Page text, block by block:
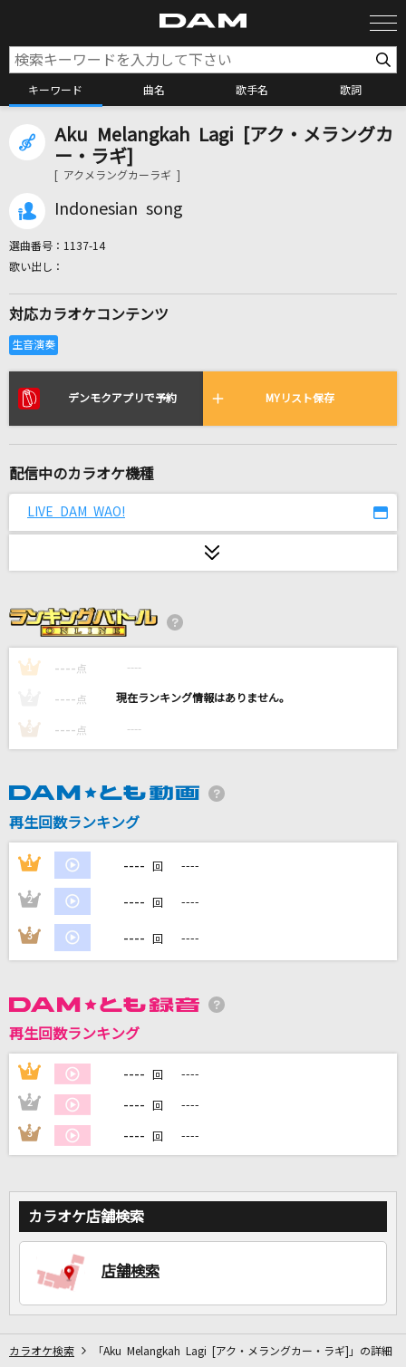
キーワード 曲名 歌手名 歌詞
カラオケ検索
リアルタイムで歌われている曲の一覧
恋詩
オドループ
フレデリック
椎名林檎
[生音]青い珊瑚礁
[生音]地上の星
ダーリン
Mrs. GREEN APPLE
[生音]シーズン・イン・ザ・サン
TUBE(チューブ)
田園
まっさら
ReoNa
DAMに会員登録・ログインして
Aku Melangkah Lagi [アク・メラングカ
ー・ラギ]
[ アクメラングカーラギ ]
Indonesian song
選曲番号： 1137-14
対応カラオケコンテンツ
デンモクアプリで予約 MYリスト保存
配信中のカラオケ機種
LIVE DAM WAO!
1 ---- 点 ----
---- 点 ----
3 ---- 点 ----
再生回数ランキング
1 ---- 回 ----
2 ---- 回 ----
3 ---- 回 ----
再生回数ランキング
1 ---- 回 ----
2 ---- 回 ----
3 ---- 回 ----
カラオケ店舗検索
店舗検索
カラオケ検索 「Aku Melangkah Lagi [アク・メラングカー・ラギ]」の詳細